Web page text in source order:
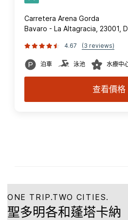
Carretera Arena Gorda
Bavaro - La Altagracia, 23001,
4.67 (3 reviews)
泊車 泳池 水療中
查看價格
ONE TRIP.TWO CITIES.
聖多明各和蓬塔卡納